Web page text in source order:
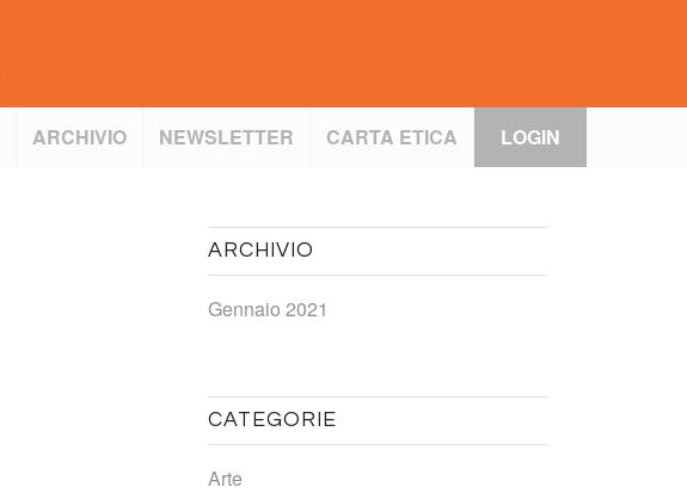
ARCHIVIO NEWSLETTER CARTA ETICA LOGIN
ARCHIVIO
Gennaio 2021
CATEGORIE
Arte